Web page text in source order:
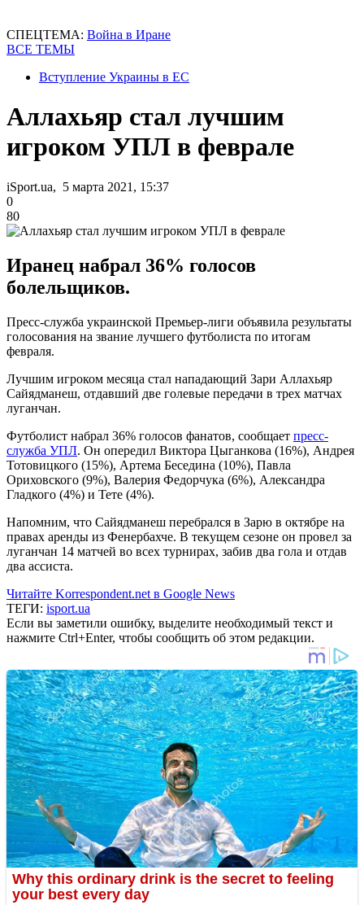
СПЕЦТЕМА: Война в Иране
ВСЕ ТЕМЫ
Вступление Украины в ЕС
Аллахьяр стал лучшим
игроком УПЛ в феврале
iSport.ua, 5 марта 2021, 15:37
0
80
Иранец набрал 36% голосов
болельщиков.
Пресс-служба украинской Премьер-лиги объявила результаты
голосования на звание лучшего футболиста по итогам
февраля.
Лучшим игроком месяца стал нападающий Зари Аллахьяр
Сайядманеш, отдавший две голевые передачи в трех матчах
луганчан.
Футболист набрал 36% голосов фанатов, сообщает пресс-
служба УПЛ. Он опередил Виктора Цыганкова (16%), Андрея
Тотовицкого (15%), Артема Беседина (10%), Павла
Ориховского (9%), Валерия Федорчука (6%), Александра
Гладкого (4%) и Тете (4%).
Напомним, что Сайядманеш перебрался в Зарю в октябре на
правах аренды из Фенербахче. В текущем сезоне он провел за
луганчан 14 матчей во всех турнирах, забив два гола и отдав
два ассиста.
Читайте Korrespondent.net в Google News
ТЕГИ: isport.ua
Если вы заметили ошибку, выделите необходимый текст и
нажмите Ctrl+Enter, чтобы сообщить об этом редакции.